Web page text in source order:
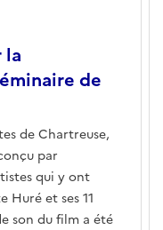
la
de
de Chartreuse,
par
qui y ont
et ses 11
son du film a été